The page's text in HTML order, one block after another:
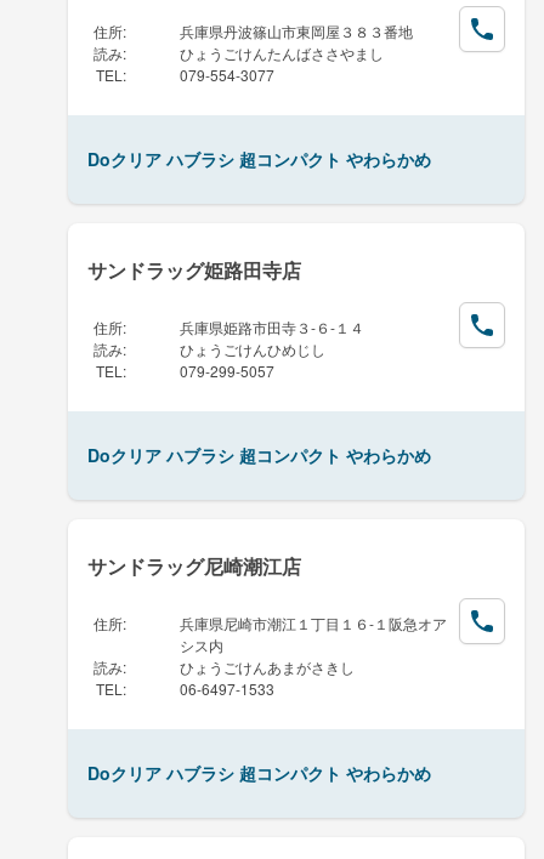
住所:
兵庫県丹波篠山市東岡屋３８３番地
読み:
ひょうごけんたんばささやまし
TEL : 079-554-3077
Doクリア ハブラシ 超コンパクト やわらかめ
サンドラッグ姫路田寺店
住所:
兵庫県姫路市田寺３-６-１４
読み:
ひょうごけんひめじし
TEL : 079-299-5057
Doクリア ハブラシ 超コンパクト やわらかめ
サンドラッグ尼崎潮江店
住所:
兵庫県尼崎市潮江１丁目１６-１阪急オア
シス内
読み:
ひょうごけんあまがさきし
TEL : 06-6497-1533
Doクリア ハブラシ 超コンパクト やわらかめ